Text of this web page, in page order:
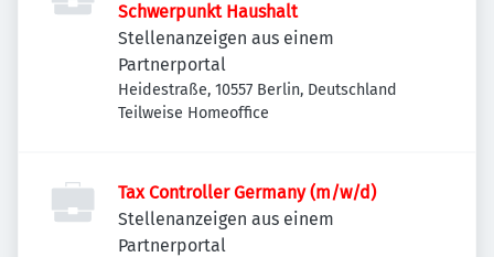
Schwerpunkt Haushalt
Stellenanzeigen aus einem
Partnerportal
Heidestraße, 10557 Berlin, Deutschland
Teilweise Homeoffice
Tax Controller Germany (m/w/d)
Stellenanzeigen aus einem
Partnerportal